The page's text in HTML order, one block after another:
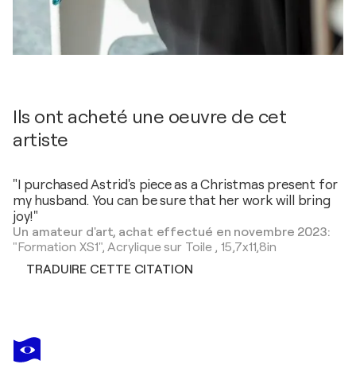
Ils ont acheté une oeuvre de cet
artiste
"I purchased Astrid's piece as a Christmas present for
my husband. You can be sure that her work will bring
joy!"
Un amateur d'art, achat effectué en novembre 2023:
"Formation XS1",Acrylique sur Toile,15,7x11,8in
TRADUIRE CETTE CITATION